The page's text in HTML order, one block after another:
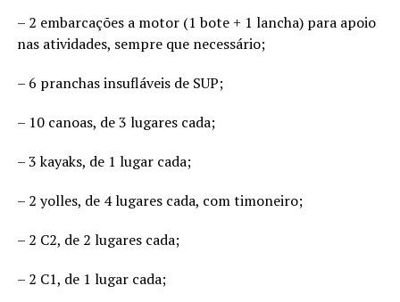
– 2 embarcações a motor (1 bote + 1 lancha) para apoio
nas atividades, sempre que necessário;
– 6 pranchas insufláveis de SUP;
– 10 canoas, de 3 lugares cada;
– 3 kayaks, de 1 lugar cada;
– 2 yolles, de 4 lugares cada, com timoneiro;
– 2 C2, de 2 lugares cada;
– 2 C1, de 1 lugar cada;